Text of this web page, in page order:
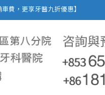
費，更享牙醫九折優惠】